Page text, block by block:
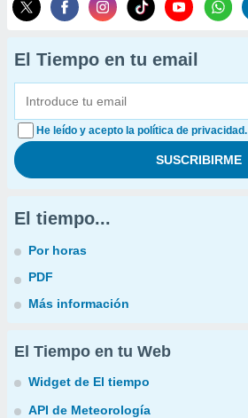
El Tiempo en tu email
He leído y acepto la política de privacidad.
El tiempo...
Por horas
PDF
Más información
El Tiempo en tu Web
Widget de El tiempo
API de Meteorología